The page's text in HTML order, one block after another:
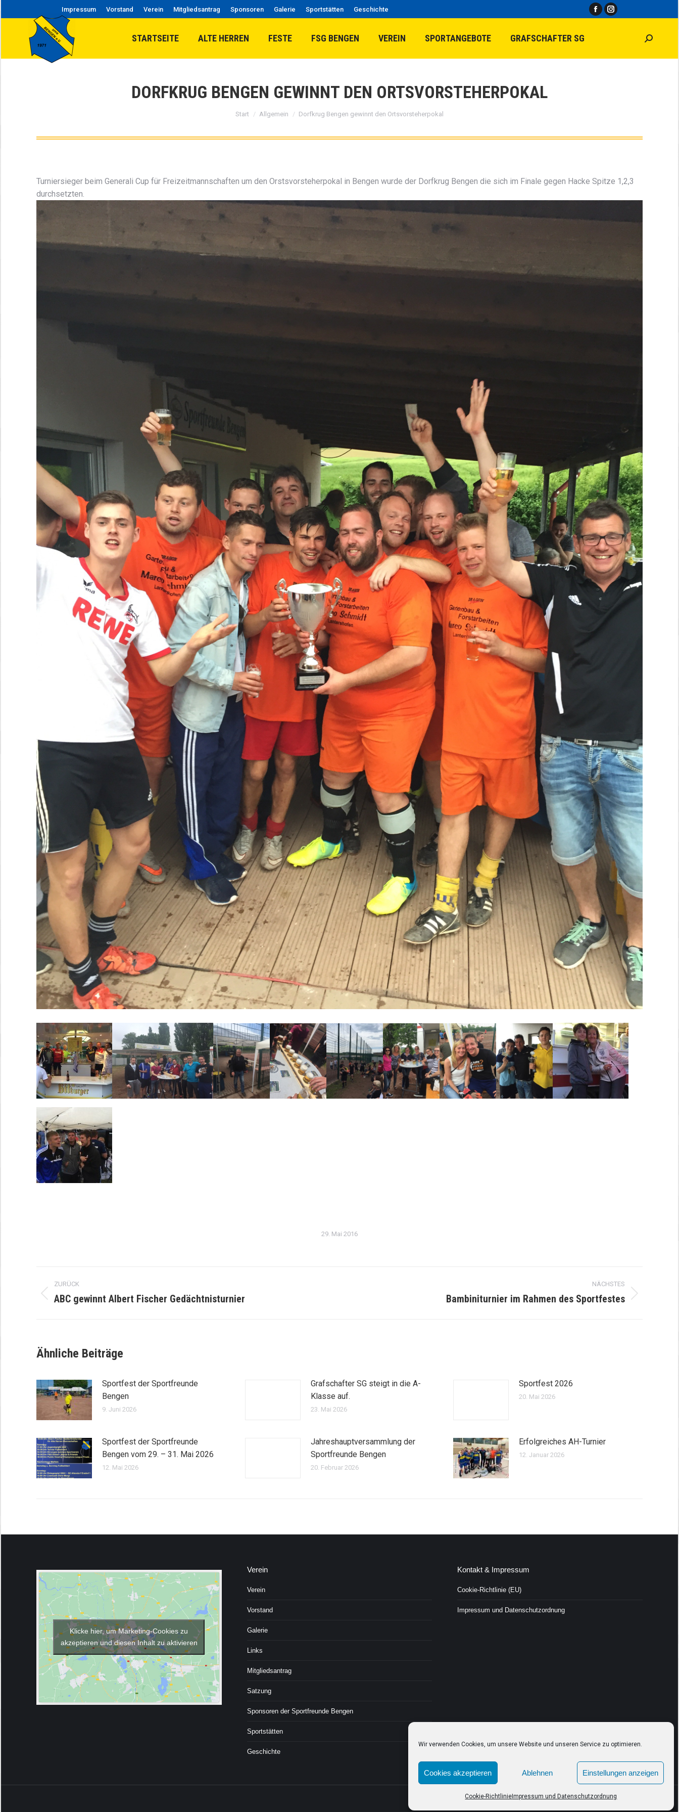
Wir verwenden Cookies, um unsere Website und unseren Service zu optimieren.
Cookies akzeptieren Ablehnen Einstellungen anzeigen
Cookie-Richtlinie Impressum und Datenschutzordnung
Impressum Vorstand Verein Mitgliedsantrag Sponsoren Galerie Sportstätten Geschichte
FacebookInstagram
STARTSEITE ALTE HERREN FESTE FSG BENGEN VEREIN SPORTANGEBOTE GRAFSCHAFTER SG Search:
DORFKRUG BENGEN GEWINNT DEN ORTSVORSTEHERPOKAL
Sie befinden sich hier:
Start Allgemein Dorfkrug Bengen gewinnt den Ortsvorsteherpokal
Turniersieger beim Generali Cup für Freizeitmannschaften um den Orstsvorsteherpokal in Bengen wurde der Dorfkrug Bengen die sich im Finale gegen Hacke Spitze 1,2,3
durchsetzten.
29. Mai 2016
Kommentarnavigation
ZURÜCK
Vorheriger
ABC gewinnt Albert Fischer Gedächtnisturnier
NÄCHSTES
Bambiniturnier im Rahmen des Sportfestes
Ähnliche Beiträge
Sportfest der Sportfreunde
Bengen
9. Juni 2026
Grafschafter SG steigt in die A-
Klasse auf.
23. Mai 2026
Sportfest 2026
20. Mai 2026
Sportfest der Sportfreunde
Bengen vom 29. – 31. Mai 2026
12. Mai 2026
Jahreshauptversammlung der
Sportfreunde Bengen
20. Februar 2026
Erfolgreiches AH-Turnier
12. Januar 2026
Klicke hier, um Marketing-Cookies zu
akzeptieren und diesen Inhalt zu aktivieren
Verein
Verein
Vorstand
Galerie
Links
Mitgliedsantrag
Satzung
Sponsoren der Sportfreunde Bengen
Sportstätten
Geschichte
Kontakt & Impressum
Cookie-Richtlinie (EU)
Impressum und Datenschutzordnung